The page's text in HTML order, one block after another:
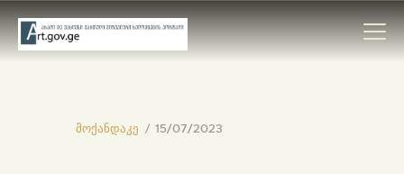
ᲛᲗᲐᲕᲐᲠᲘ
მოქანდაკე 15/07/2023